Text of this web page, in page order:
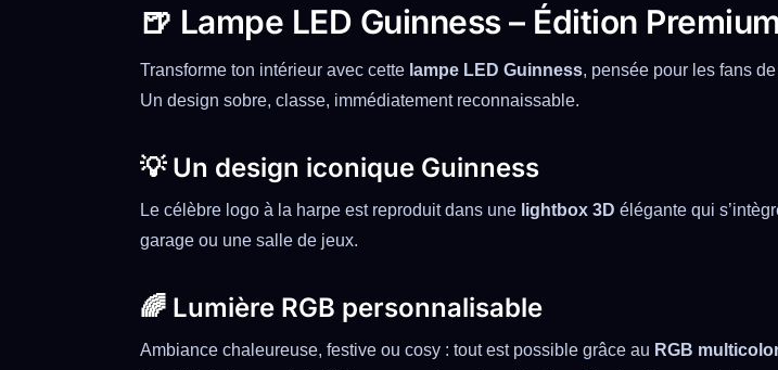
🍺 Lampe LED Guinness – Édition
Transforme ton intérieur avec cette lampe LED Guinness, pensée pour les fans
Un design sobre, classe, immédiatement reconnaissable.
💡 Un design iconique Guinness
Le célèbre logo à la harpe est reproduit dans une lightbox 3D élégante qui
garage ou une salle de jeux.
🌈 Lumière RGB personnalisable
Ambiance chaleureuse, festive ou cosy : tout est possible grâce au RGB